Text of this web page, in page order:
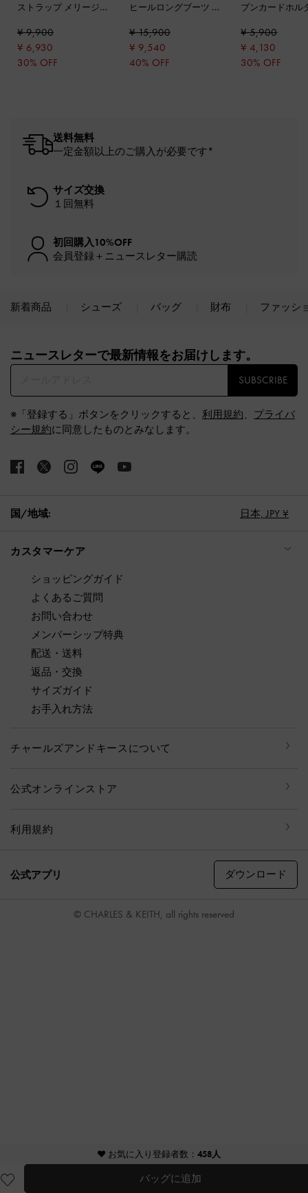
♥ お気に入り登録者数： 458人
バッグに追加
ストラップ メリージ
レー
¥ 9,900
¥ 6,930
30% OFF
ヒールロングブーツ -
¥ 15,900
¥ 9,540
40% OFF
ブンカードホル
¥ 5,900
¥ 4,130
30% OFF
送料無料
一定金額以上のご購入が必要です*
サイズ交換
１回無料
初回購入10%OFF
会員登録＋ニュースレター購読
新着商品 シューズ バッグ 財布 ファッシ
ニュースレターで最新情報をお届けします。​
SUBSCRIBE
※「登録する」ボタンをクリックすると、 利用規約、 プライバ
シー規約に同意したものとみなします。
国/地域: 日本, JPY ¥
カスタマーケア
ショッピングガイド
よくあるご質問
お問い合わせ
メンバーシップ特典
配送・送料
返品・交換
サイズガイド
お手入れ方法
チャールズアンドキースについて
公式オンラインストア
利用規約
公式アプリ ダウンロード
© CHARLES & KEITH, all rights reserved